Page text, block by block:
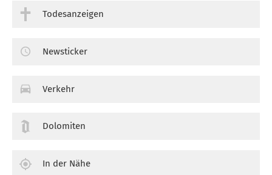
Todesanzeigen
Newsticker
Verkehr
Dolomiten
In der Nähe